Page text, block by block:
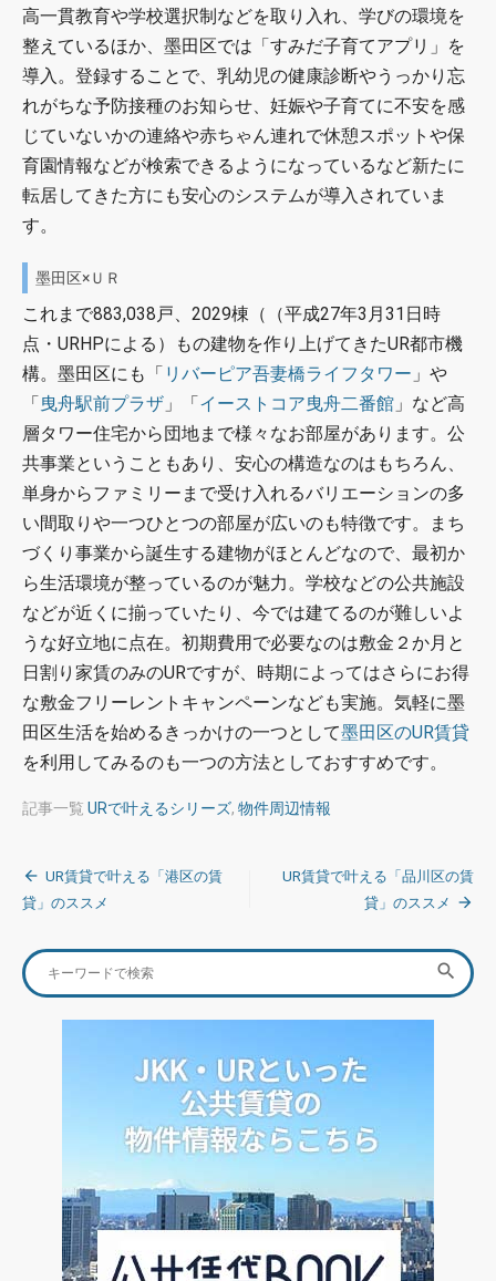
高一貫教育や学校選択制などを取り入れ、学びの環境を
整えているほか、墨田区では「すみだ子育てアプリ」を
導入。登録することで、乳幼児の健康診断やうっかり忘
れがちな予防接種のお知らせ、妊娠や子育てに不安を感
じていないかの連絡や赤ちゃん連れで休憩スポットや保
育園情報などが検索できるようになっているなど新たに
転居してきた方にも安心のシステムが導入されていま
す。
墨田区×ＵＲ
これまで883,038戸、2029棟（（平成27年3月31日時
点・URHPによる）もの建物を作り上げてきたUR都市機
構。墨田区にも「 リバーピア吾妻橋ライフタワー 」や
「曳舟駅前プラザ 」「イーストコア曳舟二番館 」など高
層タワー住宅から団地まで様々なお部屋があります。公
共事業ということもあり、安心の構造なのはもちろん、
単身からファミリーまで受け入れるバリエーションの多
い間取りや一つひとつの部屋が広いのも特徴です。まち
づくり事業から誕生する建物がほとんどなので、最初か
ら生活環境が整っているのが魅力。学校などの公共施設
などが近くに揃っていたり、今では建てるのが難しいよ
うな好立地に点在。初期費用で必要なのは敷金２か月と
日割り家賃のみのURですが、時期によってはさらにお得
な敷金フリーレントキャンペーンなども実施。気軽に墨
田区生活を始めるきっかけの一つとして墨田区のUR賃貸
を利用してみるのも一つの方法としておすすめです。
記事一覧 URで叶えるシリーズ, 物件周辺情報
投
稿
ナ
ビ
UR賃貸で叶える「港区の賃
貸」のススメ
UR賃貸で叶える「品川区の賃
貸」のススメ
Search
for:
